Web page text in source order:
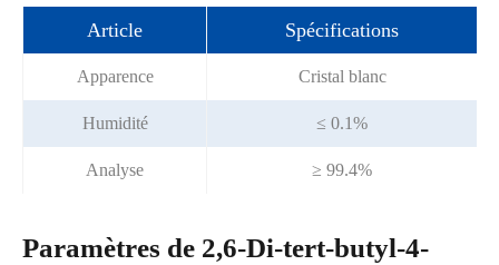
Article Spécifications
Apparence Cristal blanc
Humidité ≤ 0.1%
Analyse ≥ 99.4%
Paramètres de 2,6-Di-tert-butyl-4-